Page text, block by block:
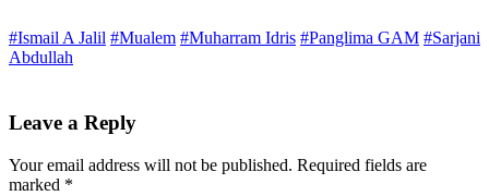
#Ismail A Jalil #Mualem #Muharram Idris #Panglima GAM #Sarjani
Abdullah
Leave a Reply
Your email address will not be published. Required fields are
marked *